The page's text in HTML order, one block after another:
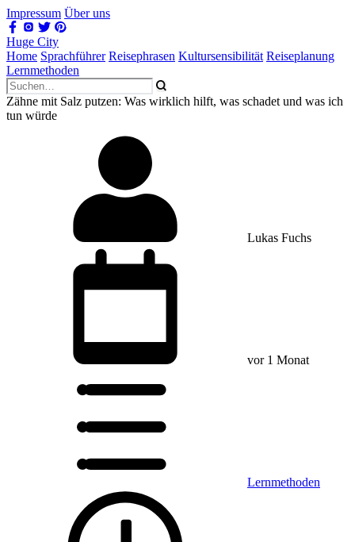
Impressum Über uns
Huge City
Home Sprachführer Reisephrasen Kultursensibilität Reiseplanung
Lernmethoden
Zähne mit Salz putzen: Was wirklich hilft, was schadet und was ich
tun würde
Lukas Fuchs
vor 1 Monat
Lernmethoden